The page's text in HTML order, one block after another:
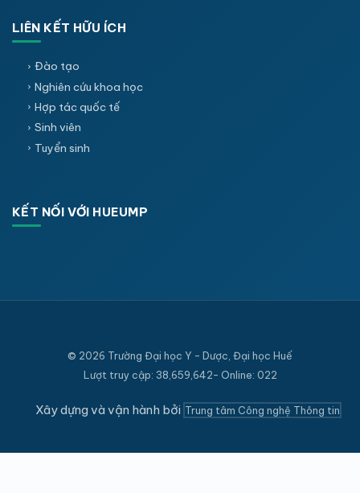
LIÊN KẾT HỮU ÍCH
Đào tạo
Nghiên cứu khoa học
Hợp tác quốc tế
Sinh viên
Tuyển sinh
KẾT NỐI VỚI HUEUMP
© 2026 Trường Đại học Y - Dược, Đại học Huế
Lượt truy cập: 38,659,642- Online: 022
Xây dựng và vận hành bởi Trung tâm Công nghệ Thông tin